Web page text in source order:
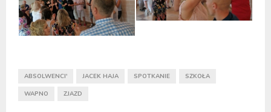
ABSOLWENCI' JACEK HAJA SPOTKANIE SZKOŁA
WAPNO ZJAZD